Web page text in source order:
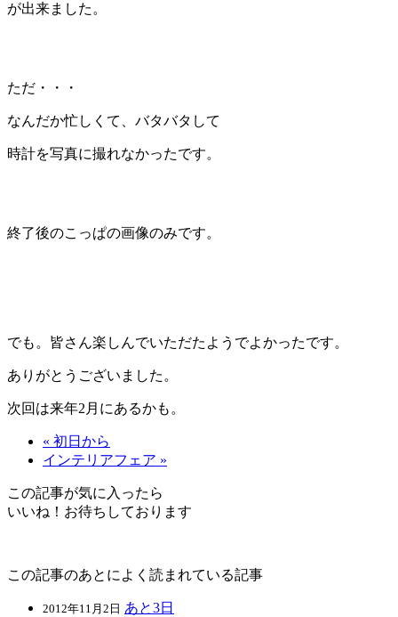
が出来ました。
ただ・・・
なんだか忙しくて、バタバタして
時計を写真に撮れなかったです。
終了後のこっぱの画像のみです。
でも。皆さん楽しんでいただたようでよかったです。
ありがとうございました。
次回は来年2月にあるかも。
« 初日から
インテリアフェア »
この記事が気に入ったら
いいね！お待ちしております
この記事のあとによく読まれている記事
2012年11月2日 あと3日